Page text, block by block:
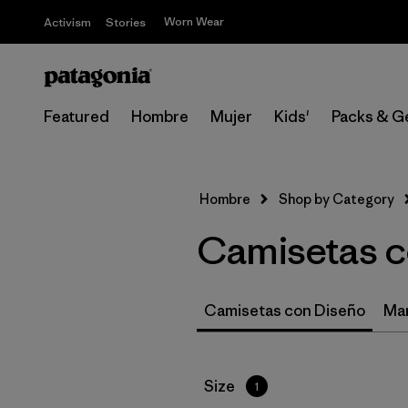
Activism Stories Worn Wear
Featured Hombre Mujer Kids' Packs &
Hombre Shop by Category
Camisetas
Camisetas con Diseño
Filtrar por
Size 1